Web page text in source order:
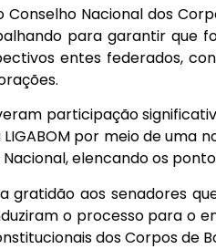
Conselho Nacional dos
para garantir que
entes federados,
participação
por meio de
elencando os
gratidão aos senadores
o processo para o
dos Corpos de